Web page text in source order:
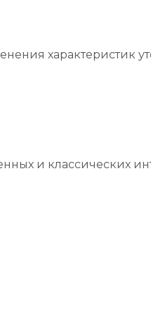
характеристик
и классических